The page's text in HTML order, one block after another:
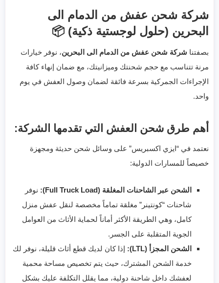
شركة شحن عفش من الدمام الى
البحرين (حلول لوجستية ذكية) 📦
بصفتنا شركة شحن عفش من الدمام الى البحرين، نوفر خيارات
مرنة تتناسب مع حجم شحنتك وميزانيتك، مع ضمان إنهاء كافة
الإجراءات الجمركية بسرعة فائقة لضمان وصول العفش في يوم
واحد.
أهم طرق شحن العفش التي تقدمها الشركة:
نعتمد في “ايزي اكسبريس” على وسائل شحن حديثة ومجهزة
خصيصاً للمسارات الدولية:
الشحن عبر الشاحنات المغلقة (Full Truck Load):
نوفر
شاحنات “كونتينر” مغلقة تماماً مخصصة لنقل عفش منزل
كامل، وهي الطريقة الأكثر أماناً لحماية الأثاث من العوامل
الجوية المتقلبة على الجسر.
الشحن المجزأ (LTL):
إذا كان لديك قطع أثاث قليلة، نوفر لك
خدمة الشحن المشترك، حيث يتم تخصيص مساحة محمية
لعفشك داخل شاحنة دولية، مما يقلل التكلفة عليك بشكل